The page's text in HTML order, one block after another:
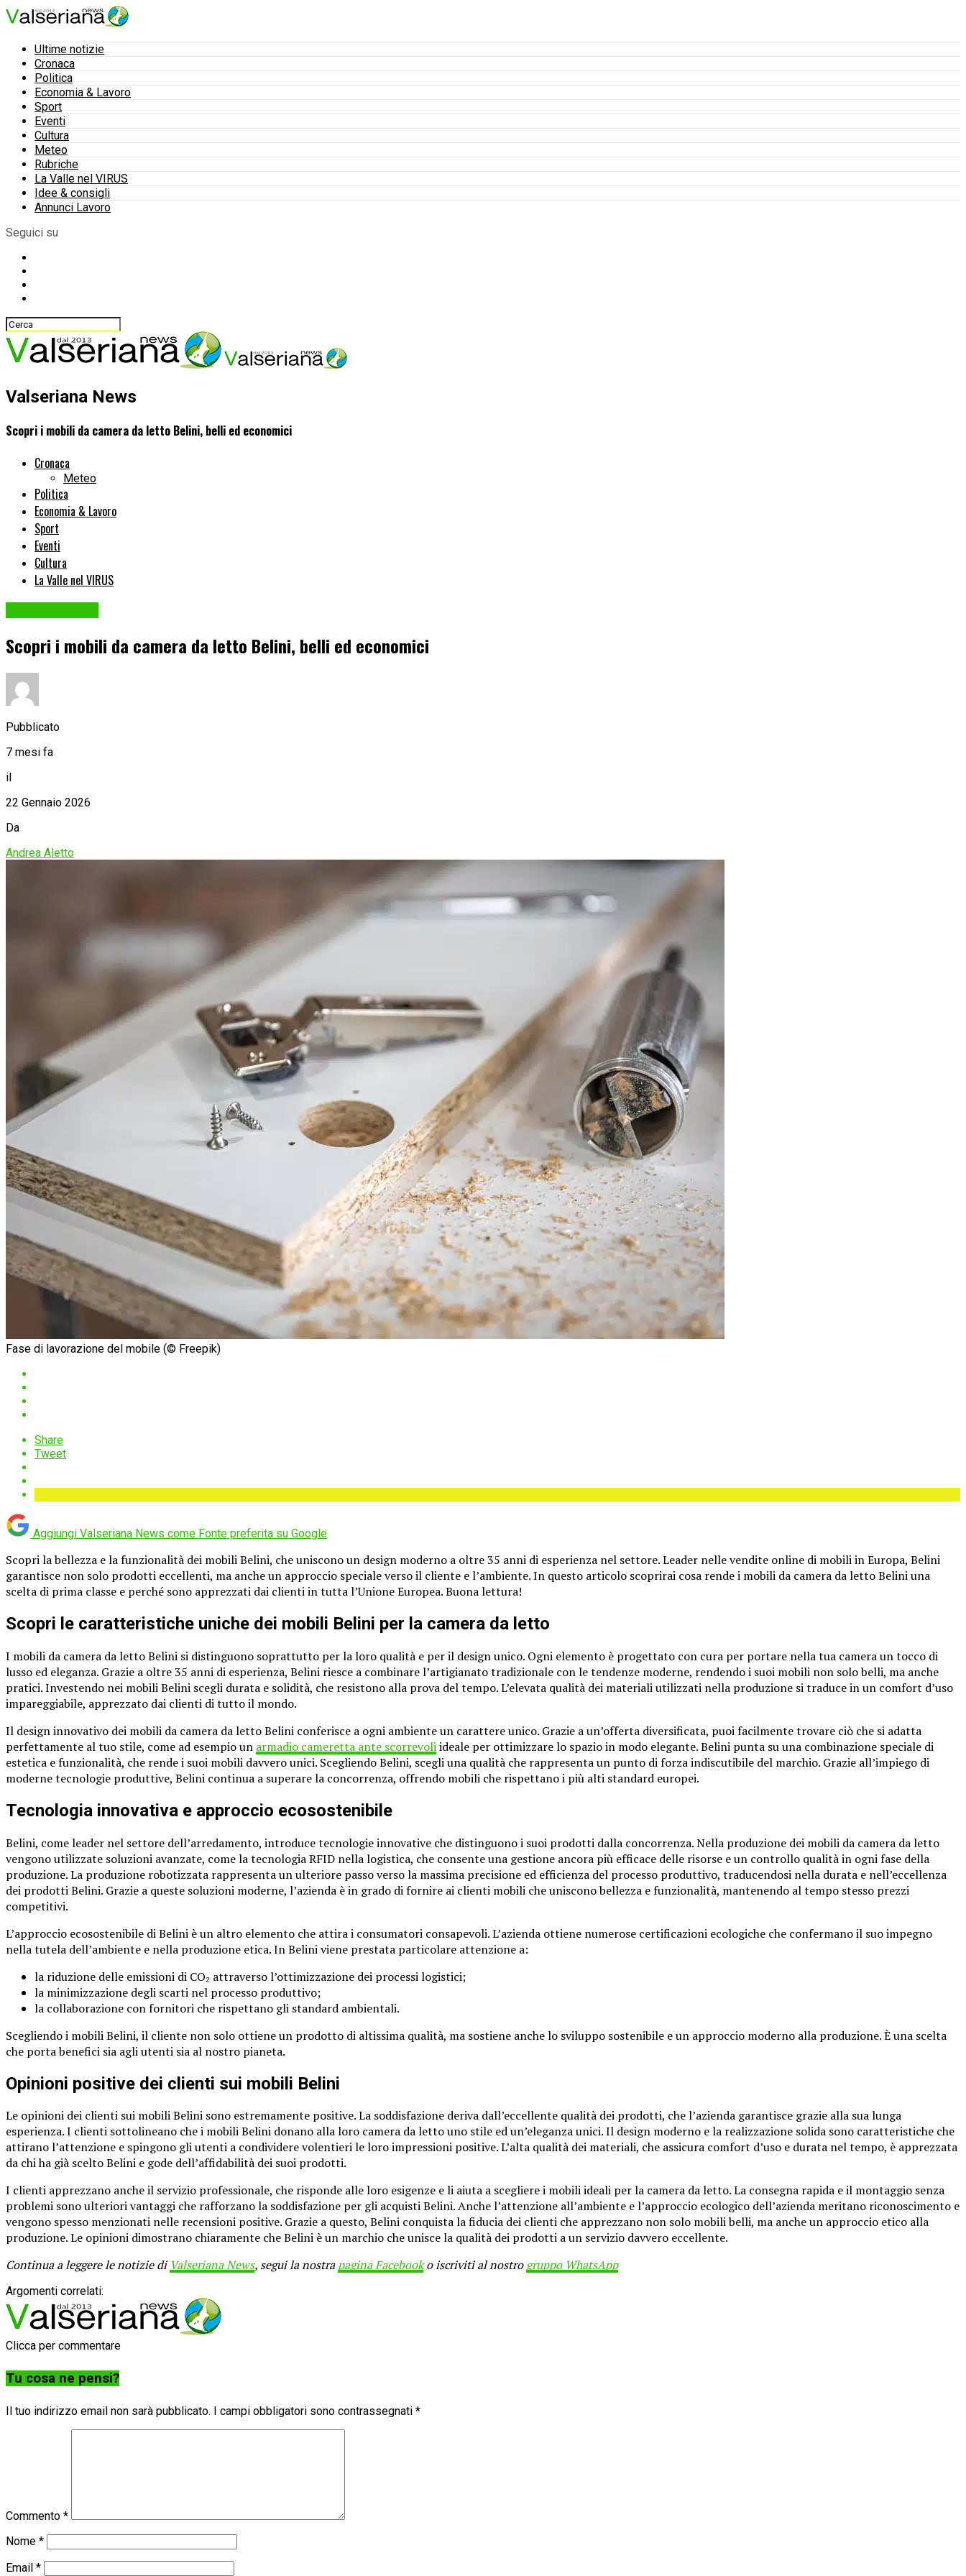
Ultime notizie
Cronaca
Politica
Economia & Lavoro
Sport
Eventi
Cultura
Meteo
Rubriche
La Valle nel VIRUS
Idee & consigli
Annunci Lavoro
Seguici su
Valseriana News
Scopri i mobili da camera da letto Belini, belli ed economici
Cronaca
Meteo
Politica
Economia & Lavoro
Sport
Eventi
Cultura
La Valle nel VIRUS
Scopri i mobili da camera da letto Belini, belli ed economici
Pubblicato
7 mesi fa
il
22 Gennaio 2026
Da
Andrea Aletto
Fase di lavorazione del mobile (© Freepik)
Share
Tweet
Aggiungi Valseriana News come Fonte preferita su Google
Scopri la bellezza e la funzionalità dei mobili Belini, che uniscono un design moderno a oltre 35 anni di esperienza nel settore. Leader nelle vendite online di mobili in Europa, Belini
garantisce non solo prodotti eccellenti, ma anche un approccio speciale verso il cliente e l’ambiente. In questo articolo scoprirai cosa rende i mobili da camera da letto Belini una
scelta di prima classe e perché sono apprezzati dai clienti in tutta l’Unione Europea. Buona lettura!
Scopri le caratteristiche uniche dei mobili Belini per la camera da letto
I mobili da camera da letto Belini si distinguono soprattutto per la loro qualità e per il design unico. Ogni elemento è progettato con cura per portare nella tua camera un tocco di
lusso ed eleganza. Grazie a oltre 35 anni di esperienza, Belini riesce a combinare l’artigianato tradizionale con le tendenze moderne, rendendo i suoi mobili non solo belli, ma anche
pratici. Investendo nei mobili Belini scegli durata e solidità, che resistono alla prova del tempo. L’elevata qualità dei materiali utilizzati nella produzione si traduce in un comfort d’uso
impareggiabile, apprezzato dai clienti di tutto il mondo.
Il design innovativo dei mobili da camera da letto Belini conferisce a ogni ambiente un carattere unico. Grazie a un’offerta diversificata, puoi facilmente trovare ciò che si adatta
perfettamente al tuo stile, come ad esempio un armadio cameretta ante scorrevoliideale per ottimizzare lo spazio in modo elegante. Belini punta su una combinazione speciale di
estetica e funzionalità, che rende i suoi mobili davvero unici. Scegliendo Belini, scegli una qualità che rappresenta un punto di forza indiscutibile del marchio. Grazie all’impiego di
moderne tecnologie produttive, Belini continua a superare la concorrenza, offrendo mobili che rispettano i più alti standard europei.
Tecnologia innovativa e approccio ecosostenibile
Belini, come leader nel settore dell’arredamento, introduce tecnologie innovative che distinguono i suoi prodotti dalla concorrenza. Nella produzione dei mobili da camera da letto
vengono utilizzate soluzioni avanzate, come la tecnologia RFID nella logistica, che consente una gestione ancora più efficace delle risorse e un controllo qualità in ogni fase della
produzione. La produzione robotizzata rappresenta un ulteriore passo verso la massima precisione ed efficienza del processo produttivo, traducendosi nella durata e nell’eccellenza
dei prodotti Belini. Grazie a queste soluzioni moderne, l’azienda è in grado di fornire ai clienti mobili che uniscono bellezza e funzionalità, mantenendo al tempo stesso prezzi
competitivi.
L’approccio ecosostenibile di Belini è un altro elemento che attira i consumatori consapevoli. L’azienda ottiene numerose certificazioni ecologiche che confermano il suo impegno
nella tutela dell’ambiente e nella produzione etica. In Belini viene prestata particolare attenzione a:
la riduzione delle emissioni di CO₂ attraverso l’ottimizzazione dei processi logistici;
la minimizzazione degli scarti nel processo produttivo;
la collaborazione con fornitori che rispettano gli standard ambientali.
Scegliendo i mobili Belini, il cliente non solo ottiene un prodotto di altissima qualità, ma sostiene anche lo sviluppo sostenibile e un approccio moderno alla produzione. È una scelta
che porta benefici sia agli utenti sia al nostro pianeta.
Opinioni positive dei clienti sui mobili Belini
Le opinioni dei clienti sui mobili Belini sono estremamente positive. La soddisfazione deriva dall’eccellente qualità dei prodotti, che l’azienda garantisce grazie alla sua lunga
esperienza. I clienti sottolineano che i mobili Belini donano alla loro camera da letto uno stile ed un’eleganza unici. Il design moderno e la realizzazione solida sono caratteristiche che
attirano l’attenzione e spingono gli utenti a condividere volentieri le loro impressioni positive. L’alta qualità dei materiali, che assicura comfort d’uso e durata nel tempo, è apprezzata
da chi ha già scelto Belini e gode dell’affidabilità dei suoi prodotti.
I clienti apprezzano anche il servizio professionale, che risponde alle loro esigenze e li aiuta a scegliere i mobili ideali per la camera da letto. La consegna rapida e il montaggio senza
problemi sono ulteriori vantaggi che rafforzano la soddisfazione per gli acquisti Belini. Anche l’attenzione all’ambiente e l’approccio ecologico dell’azienda meritano riconoscimento e
vengono spesso menzionati nelle recensioni positive. Grazie a questo, Belini conquista la fiducia dei clienti che apprezzano non solo mobili belli, ma anche un approccio etico alla
produzione. Le opinioni dimostrano chiaramente che Belini è un marchio che unisce la qualità dei prodotti a un servizio davvero eccellente.
Continua a leggere le notizie di Valseriana News, segui la nostrapagina Facebooko iscriviti al nostrogruppo WhatsApp
Argomenti correlati:
Clicca per commentare
Tu cosa ne pensi?
Il tuo indirizzo email non sarà pubblicato. I campi obbligatori sono contrassegnati *
Commento *
Nome *
Email *